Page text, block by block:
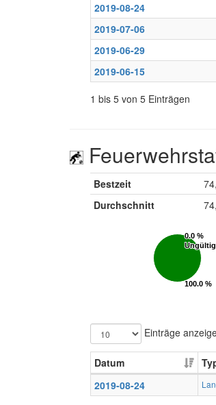
2019-08-24
2019-07-06
2019-06-29
2019-06-15
1 bis 5 von 5 Einträgen
Bestzeit
Durchschnitt
0.0 %
Ungültig
0.0 %
Ungültig
100.0 %
100.0 %
Einträge
Datum
2019-08-24